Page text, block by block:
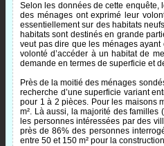
Selon les données de cette enquête,
des ménages ont exprimé leur
essentiellement sur des habitats
habitats sont destinés en grande
veut pas dire que les ménages ayant
volonté d’accéder à un habitat de
demande en termes de superficie et
Près de la moitié des ménages
recherche d’une superficie variant
pour 1 à 2 pièces. Pour les maisons
m². Là aussi, la majorité des
les personnes intéressées par des
près de 86% des personnes
entre 50 et 150 m² pour la